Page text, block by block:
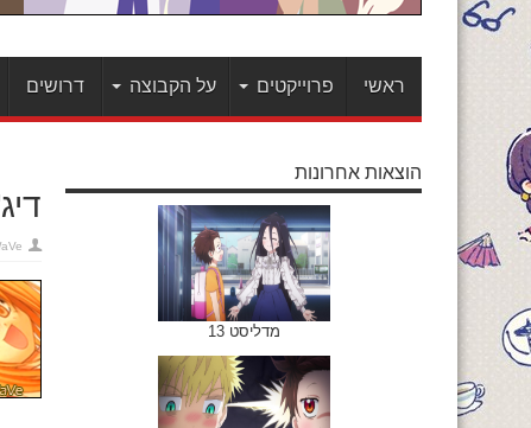
ראשי פרוייקטים על הקבוצה דרושים
הוצאות אחרונות
מדליסט 13